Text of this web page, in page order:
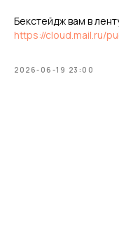
Бекстейдж вам в
https://cloud.mail.ru/
2026-06-19 23:00